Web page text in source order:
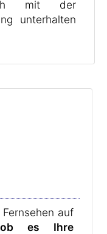
mit der
unterhalten
auf
es Ihre